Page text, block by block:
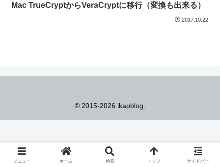
Mac TrueCryptからVeraCryptに移行（変換も出来る）
2017.10.22
© 2015-2026 ikapblog.
メニュー ホーム 検索 トップ サイドバー